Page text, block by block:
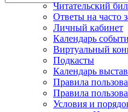
Читательский
Ответы на часто
Личный кабинет
Календарь
Виртуальный
Подкасты
Календарь
Правила
Правила
Условия и